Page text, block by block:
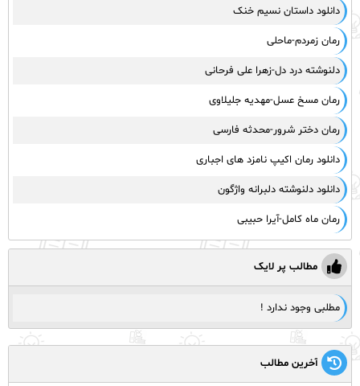
دانلود داستان نسیم خنک
رمان زمردم-ماحلی
دلنوشته درد دل-زهرا علی فرحانی
رمان مسخ عسل-مهدیه جلیلاوی
رمان دختر شرور-محدثه فارسی
دانلود رمان اکیپ نامزد های اجباری
دانلود دلنوشته دلبرانه واژگون
رمان ماه کامل-آیرا حبیبی
مطالب پر لایک
مطلبی وجود ندارد !
آخرین مطالب